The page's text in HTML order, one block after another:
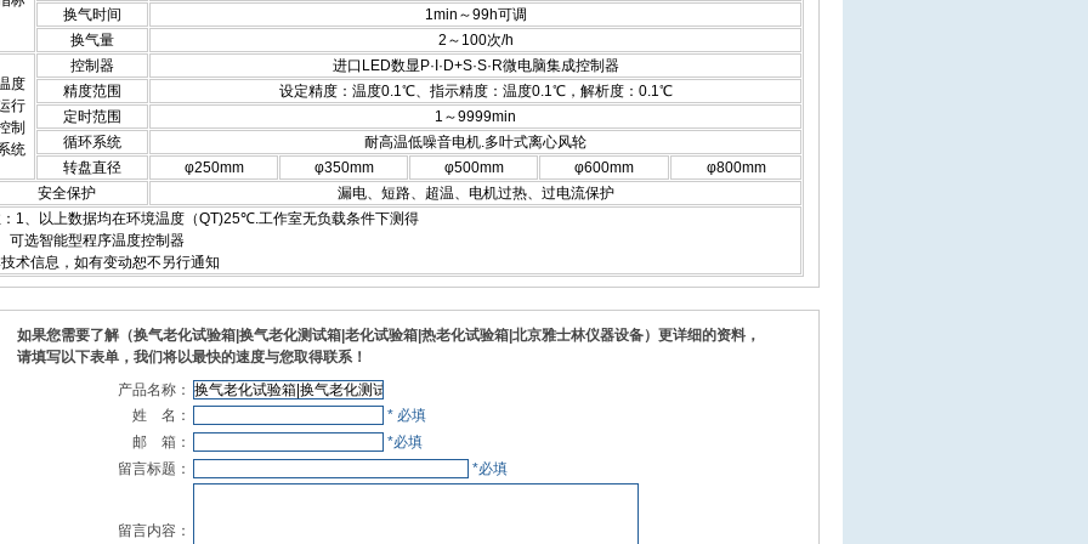
换气时间
1min～99h可调
换气量
2～100次/h
度
行
制
统
控制器
进口LED数显P·I·D+S·S·R微电脑集成控制器
精度范围
设定精度：温度0.1℃、指示精度：温度0.1℃，解析度：0.1℃
定时范围
1～9999min
循环系统
耐高温低噪音电机.多叶式离心风轮
转盘直径
φ250mm φ350mm φ500mm φ600mm
φ800mm
安全保护
漏电、短路、超温、电机过热、过电流保护
1、以上数据均在环境温度（QT)25℃.工作室无负载条件下测得
可选智能型程序温度控制器
术信息，如有变动恕不另行通知
如果您需要了解（换气老化试验箱|换气老化测试箱|老化试验箱|热老化试验箱|北京雅士林仪器设备）更详细的资料，
请填写以下表单，我们将以最快的速度与您取得联系！
产品名称：
姓 名：
* 必填
邮 箱：
*必填
留言标题：
*必填
留言内容：